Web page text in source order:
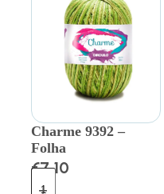
Charme 9392 –
Folha
€7.10